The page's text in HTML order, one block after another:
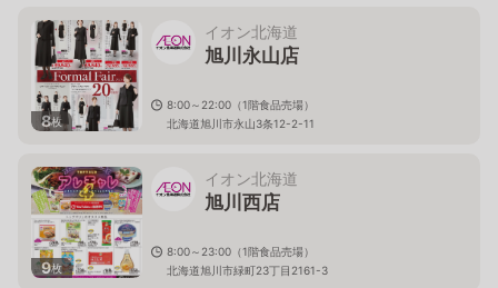
8枚
イオン北海道
旭川永山店
8:00～22:00（1階食品売場）
北海道旭川市永山3条12-2-11
9枚
イオン北海道
旭川西店
8:00～23:00（1階食品売場）
北海道旭川市緑町23丁目2161-3